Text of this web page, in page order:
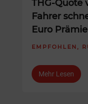
THG-Quote
Fahrer
Euro
EMPFOHLEN ,
Mehr Lesen